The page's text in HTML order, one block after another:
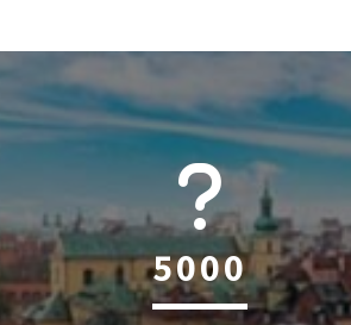
6045